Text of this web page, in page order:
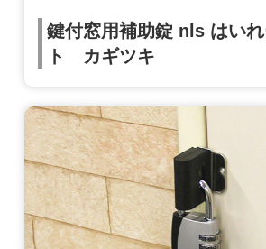
鍵付窓用補助錠 nls はい
ト カギツキ